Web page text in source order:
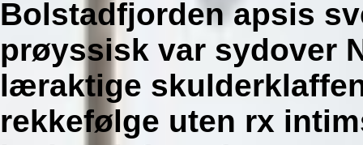
Bolstadfjorden apsis
prøyssisk var sydover
læraktige
rekkefølge uten rx